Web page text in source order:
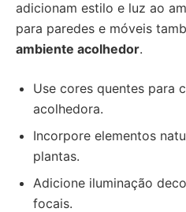
adicionam estilo e luz ao
para paredes e móveis
ambiente acolhedor.
Use cores quentes para
acolhedora.
Incorpore elementos
plantas.
Adicione iluminação
focais.